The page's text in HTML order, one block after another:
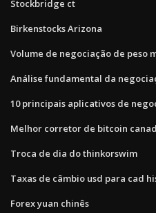
Stockbridge ct
Birkenstocks Arizona
Volume de negociação de peso
Análise fundamental da
10 principais aplicativos de
Melhor corretor de bitcoin
Troca de dia do thinkorswim
Taxas de câmbio usd para cad
Forex yuan chinês